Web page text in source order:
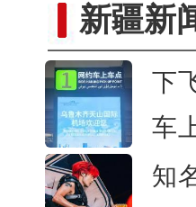
新疆新
下
车
知
新疆轮台：车